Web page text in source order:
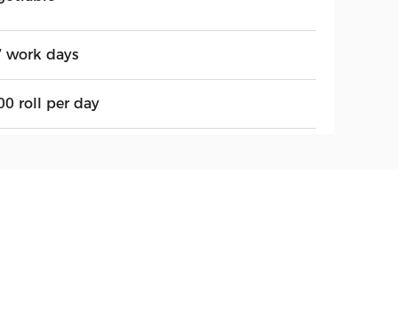
work days
roll per day